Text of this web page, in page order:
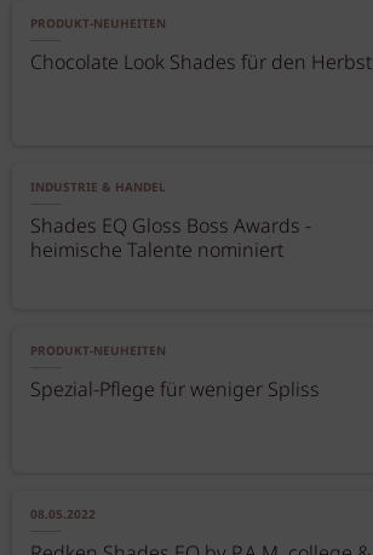
PRODUKT-NEUHEITEN
Chocolate Look Shades für den Herbst
INDUSTRIE & HANDEL
Shades EQ Gloss Boss Awards -
heimische Talente nominiert
PRODUKT-NEUHEITEN
Spezial-Pflege für weniger Spliss
08.05.2022